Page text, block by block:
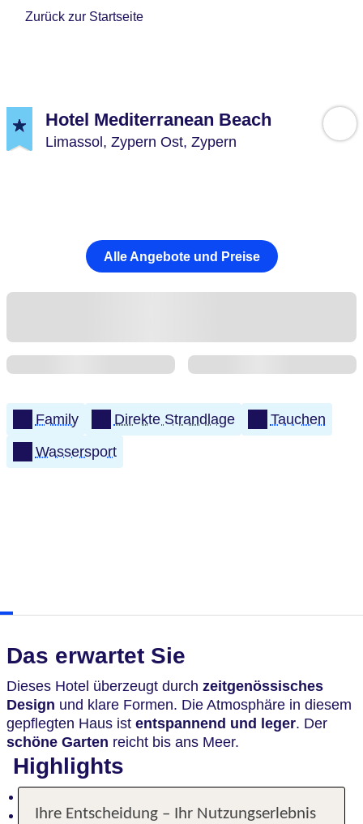
Zurück zur Startseite
Hotel Mediterranean Beach
Limassol, Zypern Ost, Zypern
Alle Angebote und Preise
Family Direkte Strandlage
Tauchen
Wassersport
Das erwartet Sie
Dieses Hotel überzeugt durch zeitgenössisches
Design und klare Formen. Die Atmosphäre in diesem
gepflegten Haus ist entspannend und leger. Der
schöne Garten reicht bis ans Meer.
Highlights
Schöner Garten bis ans Meer
Ihre Entscheidung – Ihr Nutzungserlebnis